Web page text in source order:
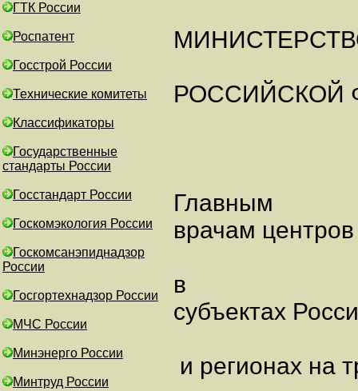
ГТК России
Роспатент
Госстрой России
Технические комитеты
Классификаторы
Государственные
стандарты России
Госстандарт России
Госкомэкология России
Госкомсанэпиднадзор
России
Госгортехнадзор России
МЧС России
Минэнерго России
Минтруд России
РОССИЙСКОЙ
Главным
врачам
в
субъектах
и регионах на